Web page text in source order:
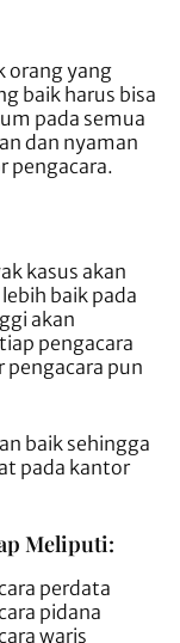
orang yang
baik harus bisa
pada semua
dan nyaman
pengacara.
kasus akan
baik pada
akan
pengacara
pengacara pun
baik sehingga
pada kantor
Meliputi:
perdata
pidana
waris